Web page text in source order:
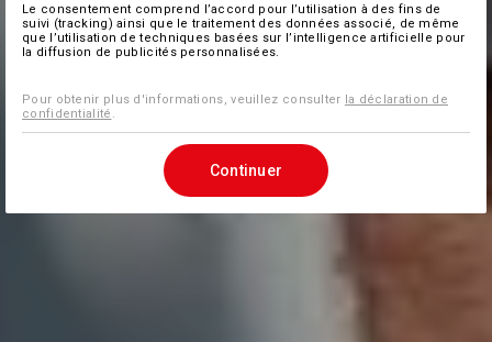
Le consentement comprend l’accord pour l’utilisation à des fins de
suivi (tracking) ainsi que le traitement des données associé, de même
que l’utilisation de techniques basées sur l’intelligence artificielle pour
la diffusion de publicités personnalisées.
Pour obtenir plus d'informations, veuillez consulter la déclaration de
confidentialité
Continuer